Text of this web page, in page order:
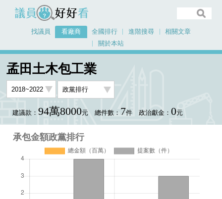
議員好好看
找議員 看廠商 全國排行 進階搜尋
相關文章
關於本站
孟田土木包工業
建議款： 94萬8000元 總件數： 7件 政治獻金： 0元
承包金額政黨排行